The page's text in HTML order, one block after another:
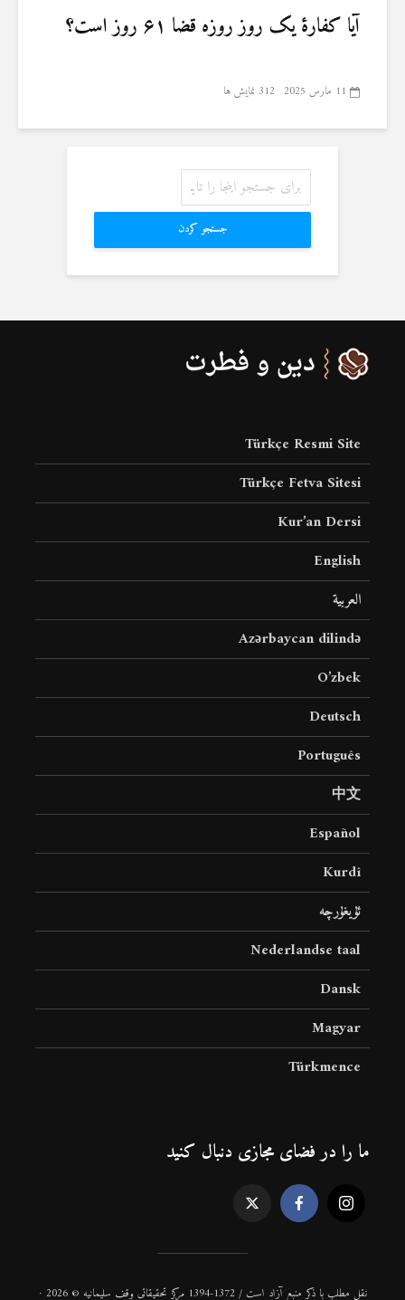
آیا کفارهٔ یک روز روزه قضا ۶۱ روز است؟
11 مارس 2025 312 نمایش ها
جستجو کردن
Türkçe Resmi Site
Türkçe Fetva Sitesi
Kur’an Dersi
English
العربية
Azərbaycan dilində
O’zbek
Deutsch
Português
中文
Español
Kurdî
ئۇيغۇرچە
Nederlandse taal
Dansk
Magyar
Türkmence
ما را در فضای مجازی دنبال کنید
نقل مطلب با ذكر منبع آزاد است / 1372-1394 مركز تحقیقاتی وقف سلیمانیه © 2026 ·